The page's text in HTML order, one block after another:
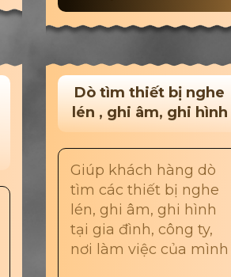
Dò tìm thiết bị nghe
lén , ghi âm, ghi hình
Giúp khách hàng dò
tìm các thiết bị nghe
lén, ghi âm, ghi hình
tại gia đình, công ty,
nơi làm việc của mình